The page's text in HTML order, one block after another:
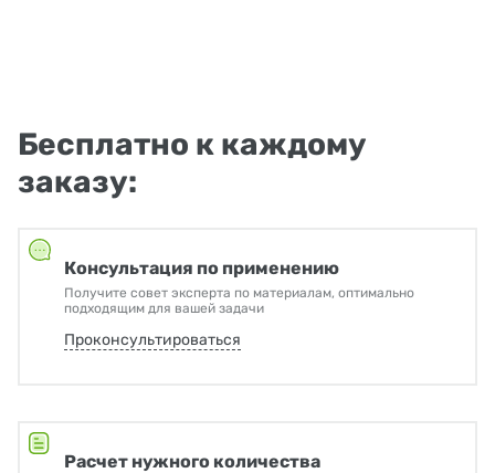
Бесплатно к каждому
заказу:
Консультация по применению
Получите совет эксперта по материалам, оптимально
подходящим для вашей задачи
Проконсультироваться
Расчет нужного количества